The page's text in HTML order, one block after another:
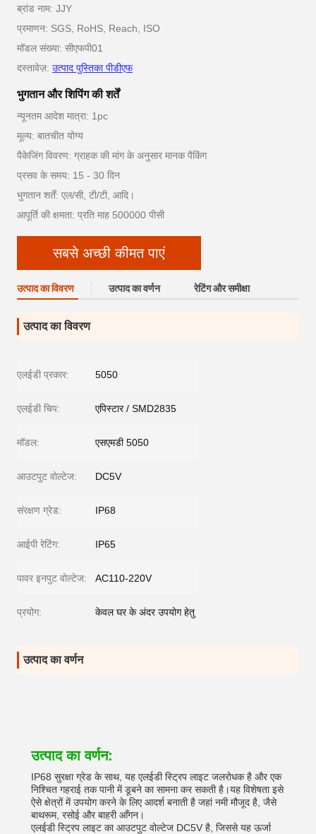
ब्रांड नाम: JJY
प्रमाणन: SGS, RoHS, Reach, ISO
मॉडल संख्या: सीएफपी01
दस्तावेज़: उत्पाद पुस्तिका पीडीएफ
भुगतान और शिपिंग की शर्तें
न्यूनतम आदेश मात्रा: 1pc
मूल्य: बातचीत योग्य
पैकेजिंग विवरण: ग्राहक की मांग के अनुसार मानक पैकिंग
प्रसव के समय: 15 - 30 दिन
भुगतान शर्तें: एल/सी, टी/टी, आदि।
आपूर्ति की क्षमता: प्रति माह 500000 पीसी
सबसे अच्छी कीमत पाएं
उत्पाद का विवरण उत्पाद का वर्णन रेटिंग और समीक्षा
उत्पाद का विवरण
एलईडी प्रकार: 5050
एलईडी चिप: एपिस्टार / SMD2835
मॉडल: एसएमडी 5050
आउटपुट वोल्टेज: DC5V
संरक्षण ग्रेड: IP68
आईपी रेटिंग: IP65
पावर इनपुट वोल्टेज: AC110-220V
प्रयोग: केवल घर के अंदर उपयोग हेतु
उत्पाद का वर्णन
उत्पाद का वर्णन:
IP68 सुरक्षा ग्रेड के साथ, यह एलईडी स्ट्रिप लाइट जलरोधक है और एक
निश्चित गहराई तक पानी में डूबने का सामना कर सकती है।यह विशेषता इसे
ऐसे क्षेत्रों में उपयोग करने के लिए आदर्श बनाती है जहां नमी मौजूद है, जैसे
बाथरूम, रसोई और बाहरी आँगन।
एलईडी स्ट्रिप लाइट का आउटपुट वोल्टेज DC5V है, जिससे यह ऊर्जा